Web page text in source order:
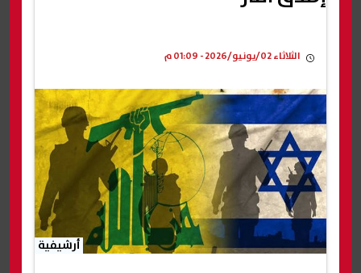
الثلاثاء 02/يونيو/2026 - 01:09 م
أرشيفية